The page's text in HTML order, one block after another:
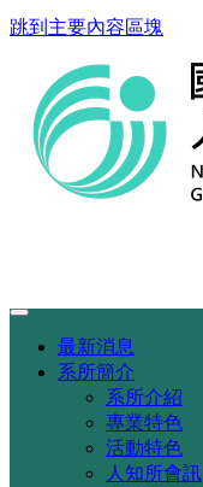
跳到主要內容區塊
最新消息
系所簡介
系所介紹
專業特色
活動特色
人知所會訊